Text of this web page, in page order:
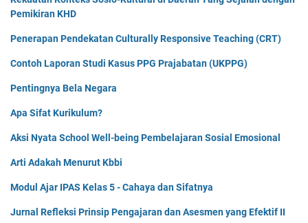
Pemikiran KHD
Penerapan Pendekatan Culturally Responsive Teaching (CRT)
Contoh Laporan Studi Kasus PPG Prajabatan (UKPPG)
Pentingnya Bela Negara
Apa Sifat Kurikulum?
Aksi Nyata School Well-being Pembelajaran Sosial Emosional
Arti Adakah Menurut Kbbi
Modul Ajar IPAS Kelas 5 - Cahaya dan Sifatnya
Jurnal Refleksi Prinsip Pengajaran dan Asesmen yang Efektif II